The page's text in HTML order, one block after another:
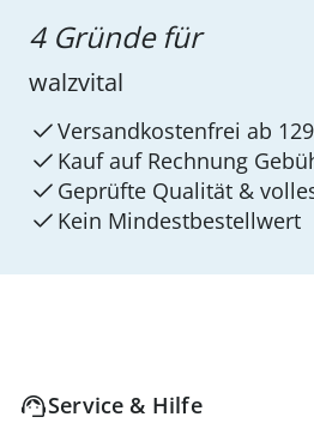
4 Gründe für
walzvital
Versandkostenfrei ab
Kauf auf Rechnung
Geprüfte Qualität &
Kein Mindest­bestellwert
Service & Hilfe